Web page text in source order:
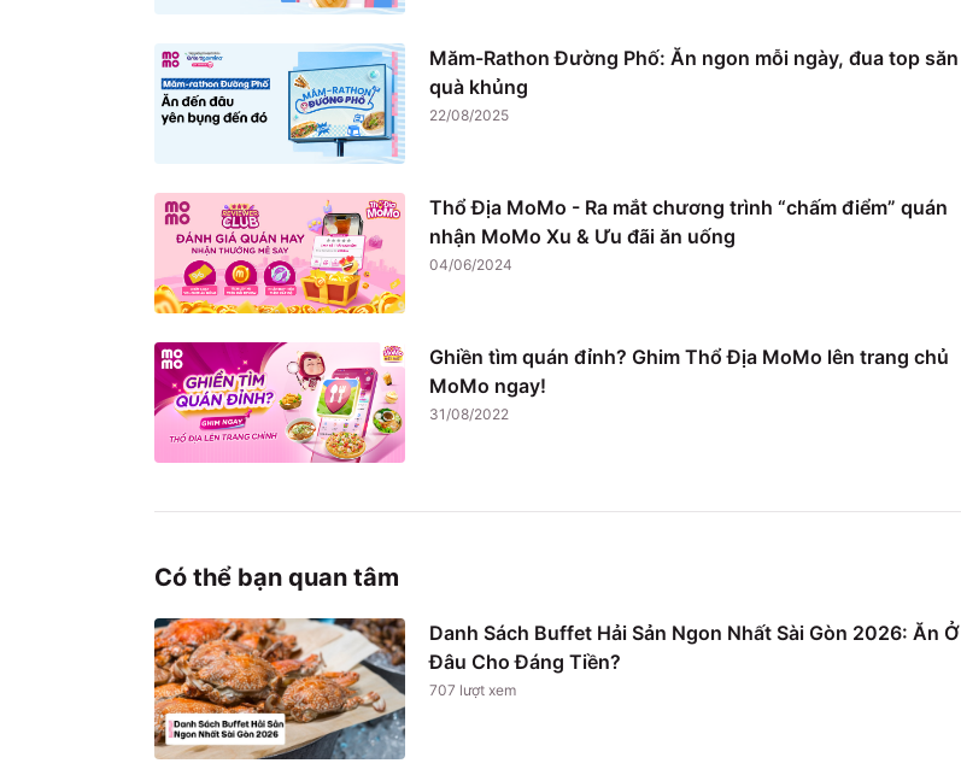
Măm-Rathon Đường Phố: Ăn ngon mỗi ngày, đua top săn
quà khủng
22/08/2025
Thổ Địa MoMo - Ra mắt chương trình “chấm điểm” quán
nhận MoMo Xu & Ưu đãi ăn uống
04/06/2024
Ghiền tìm quán đỉnh? Ghim Thổ Địa MoMo lên trang chủ
MoMo ngay!
31/08/2022
Có thể bạn quan tâm
Danh Sách Buffet Hải Sản Ngon Nhất Sài Gòn 2026: Ăn Ở
Đâu Cho Đáng Tiền?
707 lượt xem